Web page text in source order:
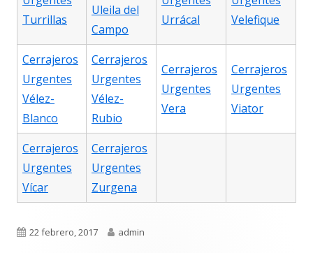
Turrillas
Uleila del
Campo
Urrácal
Velefique
Cerrajeros
Urgentes
Vélez-
Blanco
Cerrajeros
Urgentes
Vélez-
Rubio
Cerrajeros
Urgentes
Vera
Cerrajeros
Urgentes
Viator
Cerrajeros
Urgentes
Vícar
Cerrajeros
Urgentes
Zurgena
Publicado
22 febrero, 2017 Autor
admin